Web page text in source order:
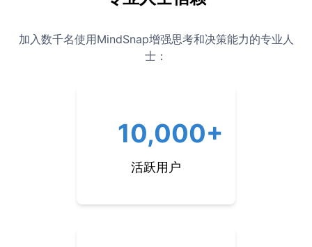
加入数千名使用MindSnap增强思考和决策能力的专业人
士：
10,000+
活跃用户